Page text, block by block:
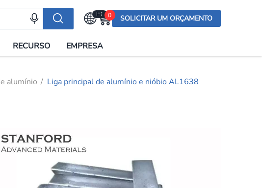
PT
English (US)
Española
日本語
Русский
한국어
0 SOLICITAR UM ORÇAMENTO
RECURSO EMPRESA
alumínio Liga principal de alumínio e nióbio AL1638